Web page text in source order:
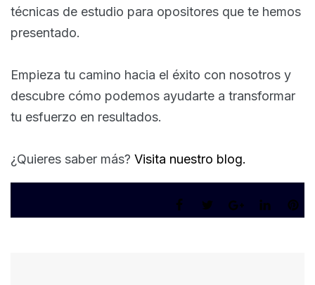
técnicas de estudio para opositores que te hemos
presentado.
Empieza tu camino hacia el éxito con nosotros y
descubre cómo podemos ayudarte a transformar
tu esfuerzo en resultados.
¿Quieres saber más? Visita nuestro blog.